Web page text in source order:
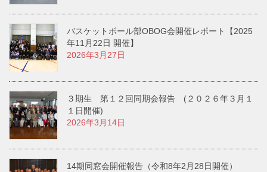
バスケットボール部OBOG会開催レポート【2025
年11月22日 開催】
2026年3月27日
３期生 第１２回同期会報告 (２０２６年３月１
１日開催)
2026年3月14日
14期同窓会開催報告（令和8年2月28日開催）